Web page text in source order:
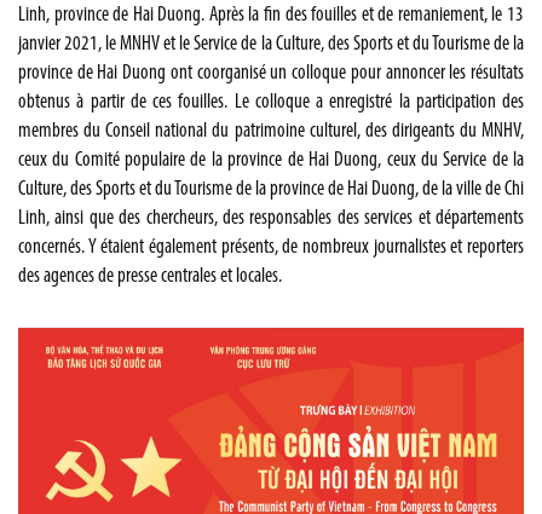
Linh, province de Hai Duong. Après la fin des fouilles et de remaniement, le 13
janvier 2021, le MNHV et le Service de la Culture, des Sports et du Tourisme de la
province de Hai Duong ont coorganisé un colloque pour annoncer les résultats
obtenus à partir de ces fouilles. Le colloque a enregistré la participation des
membres du Conseil national du patrimoine culturel, des dirigeants du MNHV,
ceux du Comité populaire de la province de Hai Duong, ceux du Service de la
Culture, des Sports et du Tourisme de la province de Hai Duong, de la ville de Chi
Linh, ainsi que des chercheurs, des responsables des services et départements
concernés. Y étaient également présents, de nombreux journalistes et reporters
des agences de presse centrales et locales.